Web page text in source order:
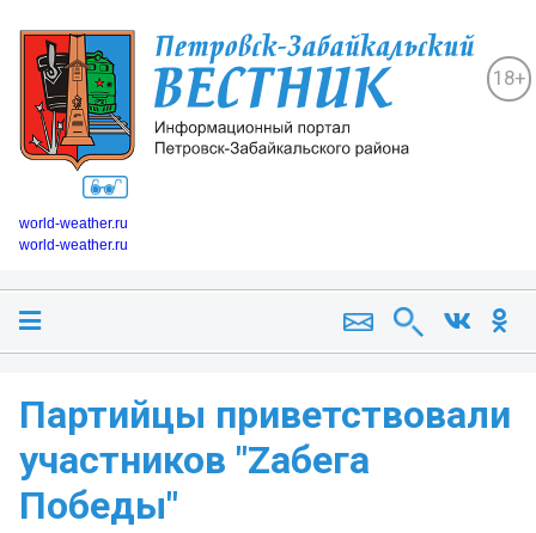
18+
world-weather.ru
world-weather.ru
Партийцы приветствовали
участников "Zабега
Победы"